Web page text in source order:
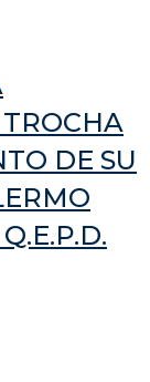
DE SU